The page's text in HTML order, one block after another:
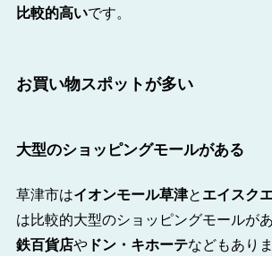
比較的高いです。
お買い物スポットが多い
大型のショッピングモールがある
草津市はイオンモール草津とエイスク
は比較的大型のショッピングモールが
鉄百貨店やドン・キホーテなどもありま